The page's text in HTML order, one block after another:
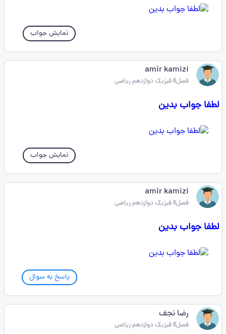
نمایش جواب
amir kamizi
فصل6 فیزیک دوازدهم ریاضی
لطفا جواب بدین
نمایش جواب
amir kamizi
فصل6 فیزیک دوازدهم ریاضی
لطفا جواب بدین
پاسخ به سوال
رضا نجف
فصل6 فیزیک دوازدهم ریاضی